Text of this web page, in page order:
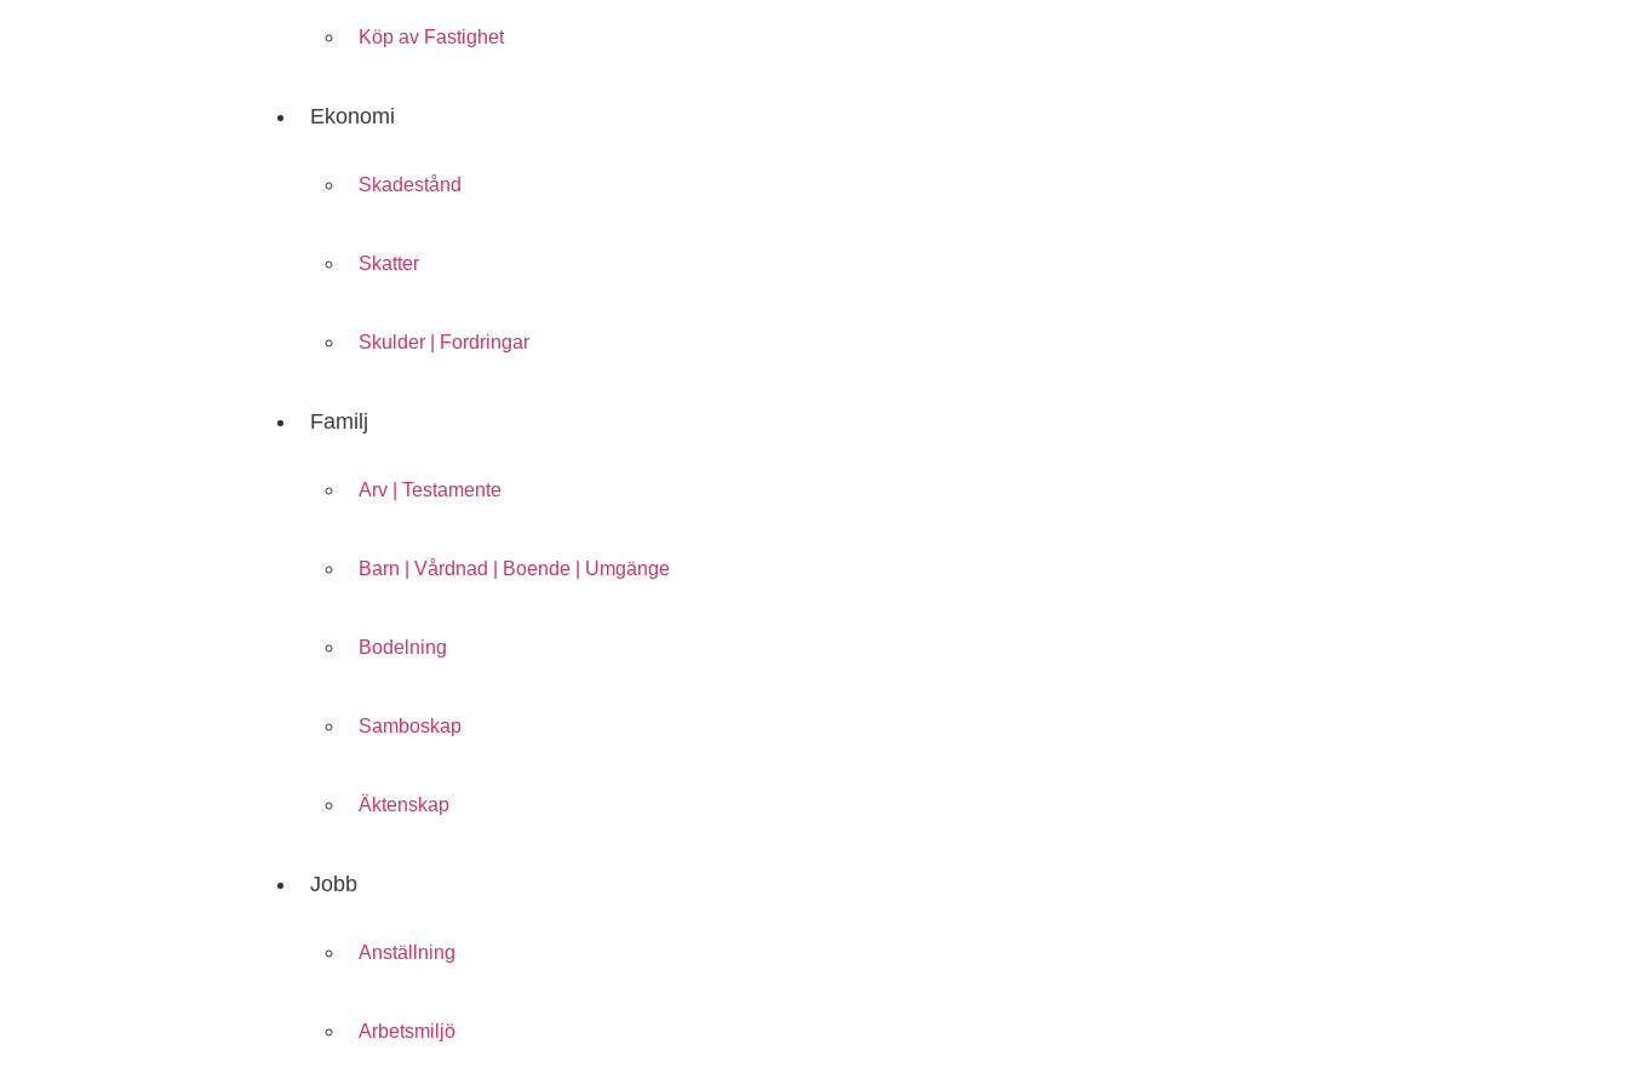
Köp av Fastighet
Ekonomi
Skadestånd
Skatter
Skulder | Fordringar
Familj
Arv | Testamente
Barn | Vårdnad | Boende | Umgänge
Bodelning
Samboskap
Äktenskap
Jobb
Anställning
Arbetsmiljö